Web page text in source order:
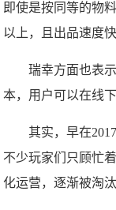
即使是按同等的物
以上，且出品速度
瑞幸方面也表
本，用户可以在线
其实，早在
不少玩家们只顾忙
化运营，逐渐被淘汰